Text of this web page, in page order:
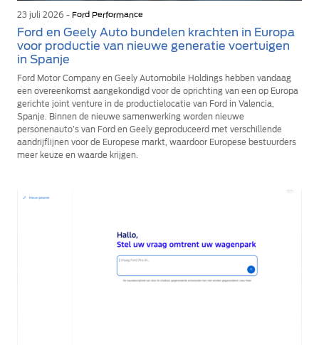
23 juli 2026 - Ford Performance
Ford en Geely Auto bundelen krachten in Europa
voor productie van nieuwe generatie voertuigen
in Spanje
Ford Motor Company en Geely Automobile Holdings hebben vandaag
een overeenkomst aangekondigd voor de oprichting van een op Europa
gerichte joint venture in de productielocatie van Ford in Valencia,
Spanje. Binnen de nieuwe samenwerking worden nieuwe
personenauto’s van Ford en Geely geproduceerd met verschillende
aandrijflijnen voor de Europese markt, waardoor Europese bestuurders
meer keuze en waarde krijgen.